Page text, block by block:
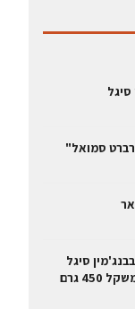
סמואל"
סיגל